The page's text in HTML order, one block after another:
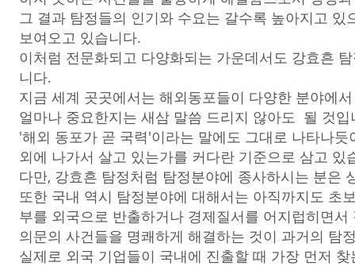
그 결과 탐정들의 인기와 수요는 갈수록 높아지고
보여오고 있습니다.
이처럼 전문화되고 다양화되는 가운데서도 강효흔
니다.
지금 세계 곳곳에서는 해외동포들이 다양한 분야에
얼마나 중요한지는 새삼 말씀 드리지 않아도 될 것입
'해외 동포가 곧 국력'이라는 말에도 그대로 나타나
외에 나가서 살고 있는가를 커다란 기준으로 삼고
다만, 강효흔 탐정처럼 탐정분야에 종사하시는 분은
또한 국내 역시 탐정분야에 대해서는 아직까지도 초
부를 외국으로 반출하거나 경제질서를 어지럽히면
의문의 사건들을 명쾌하게 해결하는 것이 과거의 탐
실제로 외국 기업들이 국내에 진출할 때 가장 먼저